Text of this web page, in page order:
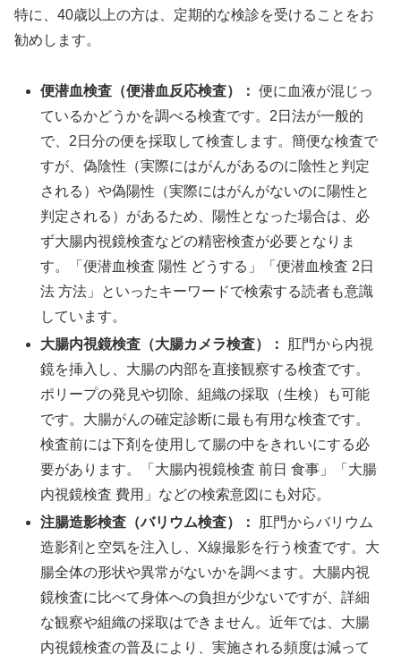
特に、40歳以上の方は、定期的な検診を受けることをお
勧めします。
便潜血検査（便潜血反応検査）： 便に血液が混じっ
ているかどうかを調べる検査です。2日法が一般的
で、2日分の便を採取して検査します。簡便な検査で
すが、偽陰性（実際にはがんがあるのに陰性と判定
される）や偽陽性（実際にはがんがないのに陽性と
判定される）があるため、陽性となった場合は、必
ず大腸内視鏡検査などの精密検査が必要となりま
す。「便潜血検査 陽性 どうする」「便潜血検査 2日
法 方法」といったキーワードで検索する読者も意識
しています。
大腸内視鏡検査（大腸カメラ検査）：
肛門から内視
鏡を挿入し、大腸の内部を直接観察する検査です。
ポリープの発見や切除、組織の採取（生検）も可能
です。大腸がんの確定診断に最も有用な検査です。
検査前には下剤を使用して腸の中をきれいにする必
要があります。「大腸内視鏡検査 前日 食事」「大腸
内視鏡検査 費用」などの検索意図にも対応。
注腸造影検査（バリウム検査）：
肛門からバリウム
造影剤と空気を注入し、X線撮影を行う検査です。大
腸全体の形状や異常がないかを調べます。大腸内視
鏡検査に比べて身体への負担が少ないですが、詳細
な観察や組織の採取はできません。近年では、大腸
内視鏡検査の普及により、実施される頻度は減って